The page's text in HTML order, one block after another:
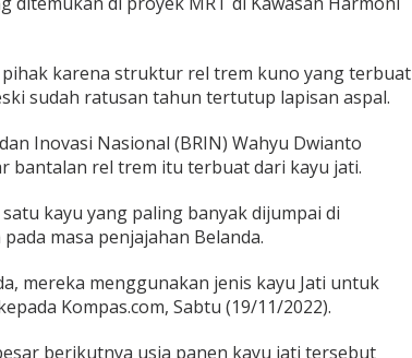
karena struktur rel trem kuno yang terbuat
sudah ratusan tahun tertutup lapisan aspal.
Inovasi Nasional (BRIN) Wahyu Dwianto
bantalan rel trem itu terbuat dari kayu jati.
kayu yang paling banyak dijumpai di
masa penjajahan Belanda.
mereka menggunakan jenis kayu Jati untuk
Kompas.com, Sabtu (19/11/2022).
berikutnya usia panen kayu jati tersebut